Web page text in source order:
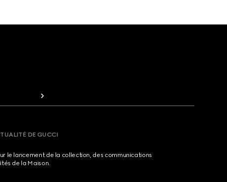
DE GUCCI
le lancement de la collection, des communications
de la Maison.